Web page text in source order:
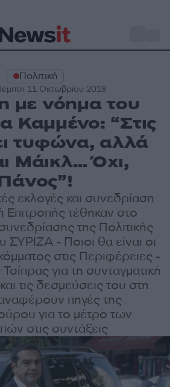
Πολιτική
11 Οκτωβρίου 2018
με νόημα του
Καμμένο: “Στις
τυφώνα, αλλά
Μάικλ… Όχι,
εκλογές και συνεδρίαση
Επιτροπής τέθηκαν στο
της Πολιτικής
ΣΥΡΙΖΑ - Ποιοι θα είναι οι
στις Περιφέρειες -
για τη συνταγματική
τις δεσμεύσεις του στη
πηγές της
για το μέτρο των
στις συντάξεις